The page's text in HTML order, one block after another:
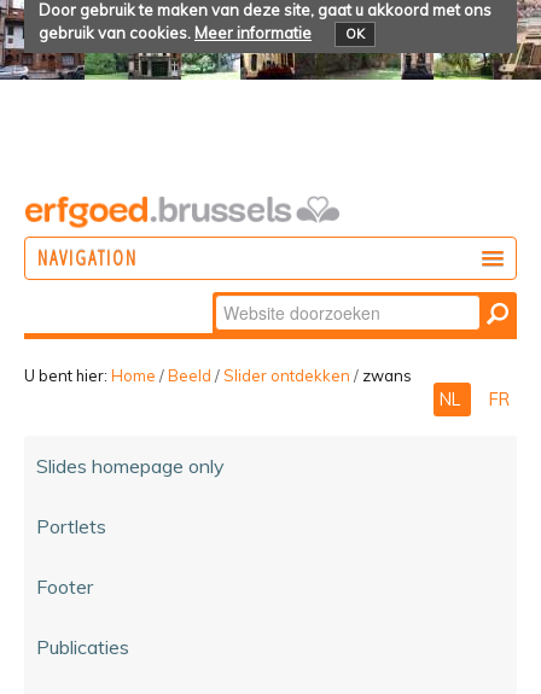
Door gebruik te maken van deze site, gaat u akkoord met ons
gebruik van cookies. Meer informatie OK
NAVIGATION
Zoek
Geavanceerd
zoeken...
U bent hier: Home /Beeld /Slider ontdekken / zwans
NL FR
Slides homepage only
Portlets
Footer
Publicaties